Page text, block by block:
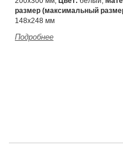
размер (максимальный
148х248 мм
Подробнее